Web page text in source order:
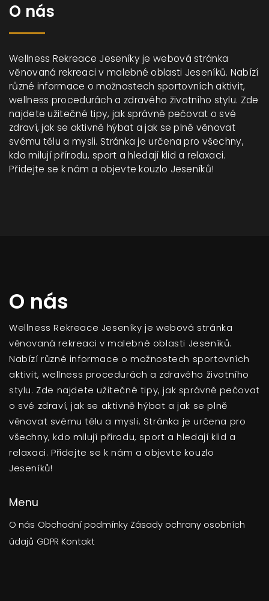
O nás
Wellness Rekreace Jeseníky je webová stránka
věnovaná rekreaci v malebné oblasti Jeseníků. Nabízí
různé informace o možnostech sportovních aktivit,
wellness procedurách a zdravého životního stylu. Zde
najdete užitečné tipy, jak správně pečovat o své
zdraví, jak se aktivně hýbat a jak se plně věnovat
svému tělu a mysli. Stránka je určena pro všechny,
kdo milují přírodu, sport a hledají klid a relaxaci.
Přidejte se k nám a objevte kouzlo Jeseníků!
O nás
Wellness Rekreace Jeseníky je webová stránka
věnovaná rekreaci v malebné oblasti Jeseníků.
Nabízí různé informace o možnostech sportovních
aktivit, wellness procedurách a zdravého životního
stylu. Zde najdete užitečné tipy, jak správně pečovat
o své zdraví, jak se aktivně hýbat a jak se plně
věnovat svému tělu a mysli. Stránka je určena pro
všechny, kdo milují přírodu, sport a hledají klid a
relaxaci. Přidejte se k nám a objevte kouzlo
Jeseníků!
Menu
O nás Obchodní podmínky Zásady ochrany osobních
údajů GDPR Kontakt